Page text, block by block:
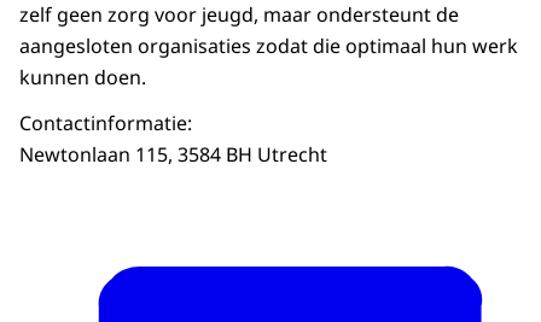
zelf geen zorg voor jeugd, maar ondersteunt de
aangesloten organisaties zodat die optimaal hun werk
kunnen doen.
Contactinformatie:
Newtonlaan 115, 3584 BH Utrecht